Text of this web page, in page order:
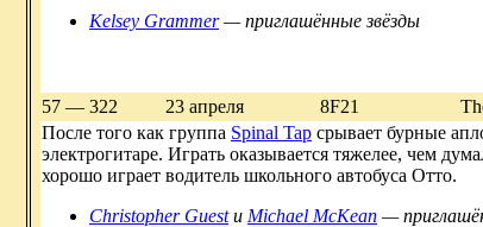
Kelsey Grammer— приглашённые звёзды
57 — 322 23 апреля 8F21
После того как группа Spinal Tap срывает бурные
электрогитаре. Играть оказывается тяжелее, чем
хорошо играет водитель школьного автобуса Отто.
Christopher Guestи Michael McKean —